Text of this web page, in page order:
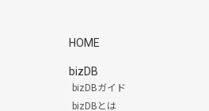
HOME
bizDB
bizDBガイド
bizDBとは